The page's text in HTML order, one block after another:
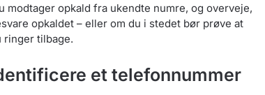
opkald fra ukendte numre, og overveje,
opkaldet – eller om du i stedet bør prøve at
ringer tilbage.
et telefonnummer